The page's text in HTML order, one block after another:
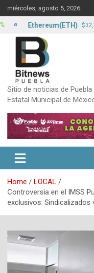
to
content
miércoles, agosto 5, 2026
Sitio de noticias de
Estatal Municipal de
Home
LOCAL
Controversia en el IMSS
exclusivos: Sindicalizados
Ethereum(ETH) $32,880.60